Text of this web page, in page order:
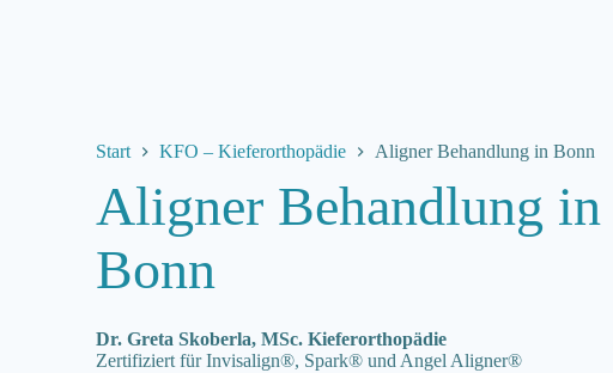
Start KFO – Kiefer­orthopädie Aligner Behandlung in Bonn
Aligner Behandlung in
Bonn
Dr. Greta Skoberla, MSc. Kieferorthopädie
Zertifiziert für Invisalign®, Spark® und Angel Aligner®